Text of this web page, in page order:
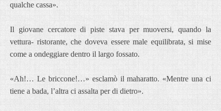
qualche cassa».
Il giovane cercatore di piste stava per muoversi, quando la
vettura- ristorante, che doveva essere male equilibrata, si mise
come a ondeggiare dentro il largo fossato.
«Ah!… Le briccone!…» esclamò il maharatto. «Mentre una ci
tiene a bada, l’altra ci assalta per di dietro».